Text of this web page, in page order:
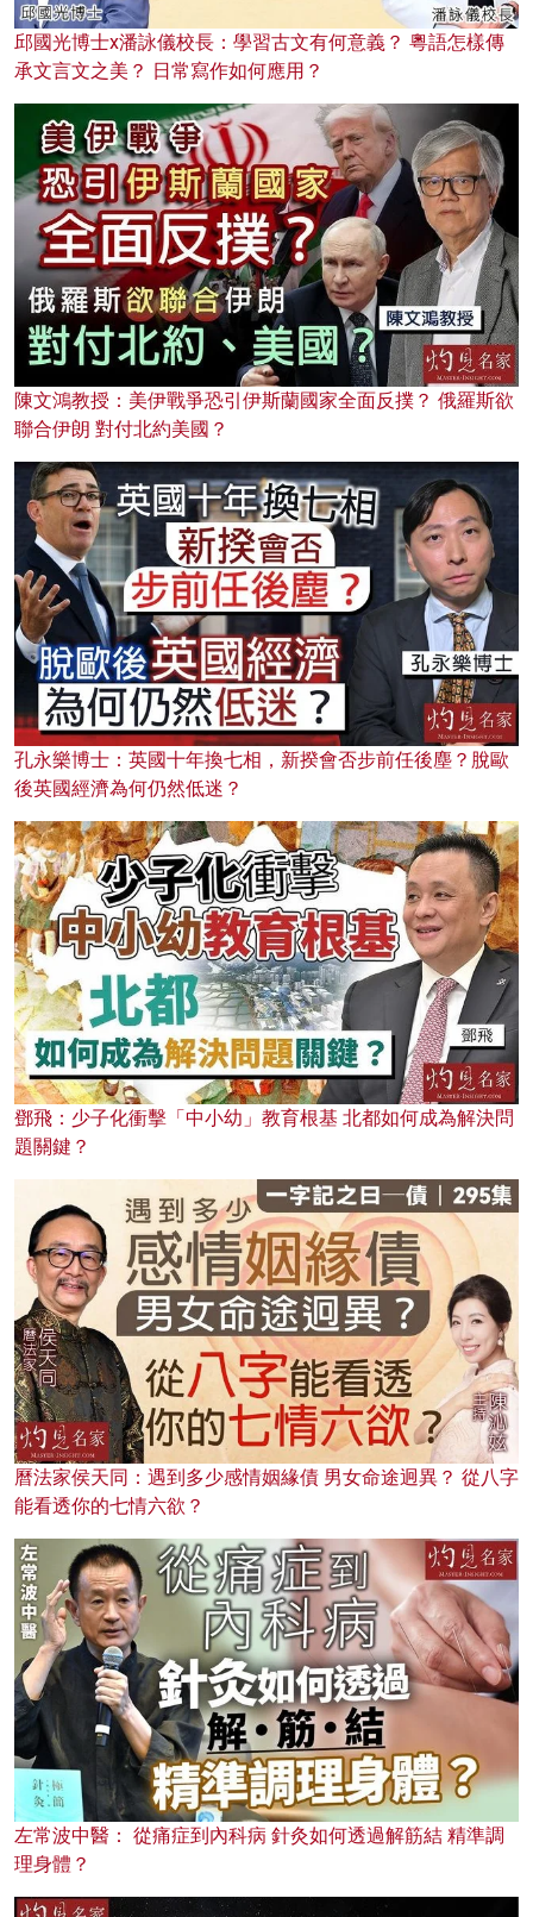
邱國光博士x潘詠儀校長：學習古文有何意義？ 粵語怎樣傳
承文言文之美？ 日常寫作如何應用？
陳文鴻教授：美伊戰爭恐引伊斯蘭國家全面反撲？ 俄羅斯欲
聯合伊朗 對付北約美國？
孔永樂博士：英國十年換七相，新揆會否步前任後塵？脫歐
後英國經濟為何仍然低迷？
鄧飛：少子化衝擊「中小幼」教育根基 北都如何成為解決問
題關鍵？
曆法家侯天同：遇到多少感情姻緣債 男女命途迥異？ 從八字
能看透你的七情六欲？
左常波中醫： 從痛症到內科病 針灸如何透過解筋結 精準調
理身體？